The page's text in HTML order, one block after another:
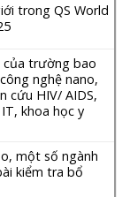
trong QS World
của trường bao
nghệ nano,
cứu HIV/ AIDS,
khoa học y
một số ngành
kiểm tra bổ